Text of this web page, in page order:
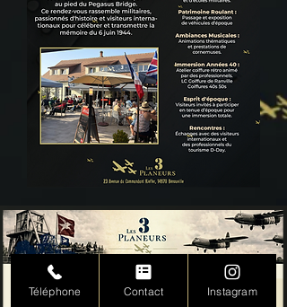
Téléphone Contact Instagram